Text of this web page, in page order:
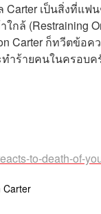
เป็นสิ่งที่แฟน
ล้ (Restraining
Carter ก็ทวีตข้อ
ำร้ายคนในครอบ
to-death-of-
Carter